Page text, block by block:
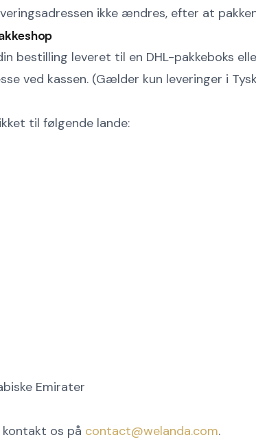
ikke ændres, efter at
bestilling leveret til en DHL-pakkeboks
ved kassen. (Gælder kun leveringer i
til følgende lande:
Emirater
kontakt os på contact@welanda.com.